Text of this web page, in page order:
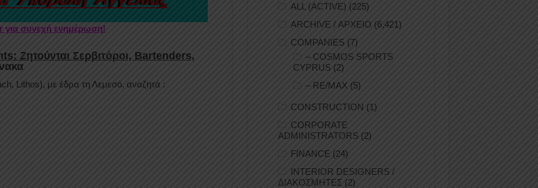
για συνεχή ενημέρωση!
Ζητούνται Σερβιτόροι, Bartenders,
Lithos), με έδρα τη Λεμεσό, αναζητά :
ALL (ACTIVE) (225)
ARCHIVE / ΑΡΧΕΙΟ (6,421)
COMPANIES (7)
– COSMOS SPORTS
CYPRUS (2)
– RE/MAX (5)
CONSTRUCTION (1)
CORPORATE
ADMINISTRATORS (2)
FINANCE (24)
INTERIOR DESIGNERS /
ΔΙΑΚΟΣΜΗΤΕΣ (2)